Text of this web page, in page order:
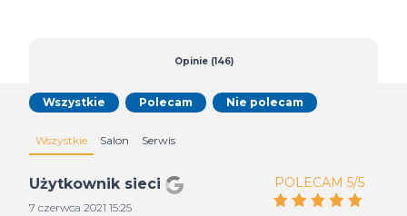
Opinie (146)
Wszystkie Salon Serwis
Wszystkie Polecam Nie polecam
Użytkownik sieci
7 czerwca 2021 15:25
POLECAM 5/5